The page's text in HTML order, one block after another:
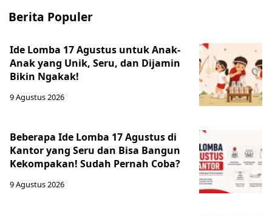
Berita Populer
Ide Lomba 17 Agustus untuk Anak-
Anak yang Unik, Seru, dan Dijamin
Bikin Ngakak!
9 Agustus 2026
Beberapa Ide Lomba 17 Agustus di
Kantor yang Seru dan Bisa Bangun
Kekompakan! Sudah Pernah Coba?
9 Agustus 2026